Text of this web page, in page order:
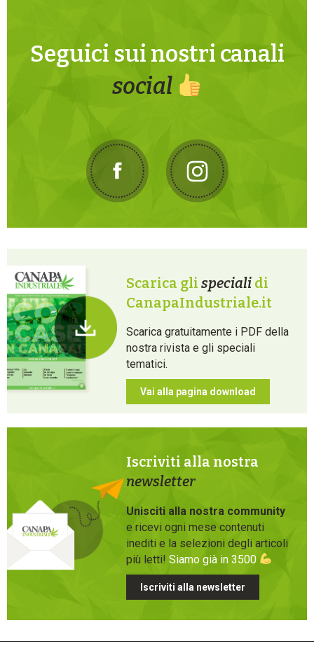
Seguici sui nostri canali
social
Scarica gli speciali di
CanapaIndustriale.it
Scarica gratuitamente i PDF della
nostra rivista e gli speciali
tematici.
Vai alla pagina download
Iscriviti alla nostra
newsletter
Unisciti alla nostra community
e ricevi ogni mese contenuti
inediti e la selezioni degli articoli
più letti! Siamo già in 3500
Iscriviti alla newsletter